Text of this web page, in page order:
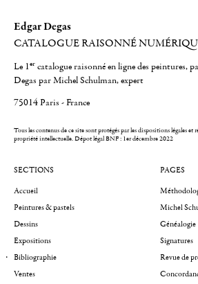
Edgar Degas
CATALOGUE RAISONNÉ
Le 1er catalogue raisonné en ligne des peintures,
Degas par Michel Schulman, expert
75014 Paris - France
Tous les contenus de ce site sont protégés par les dispositions légales et
propriété intellectuelle.Dépot légal BNF : 1er décembre 2022
SECTIONS
Accueil
Peintures & pastels
Dessins
Expositions
Bibliographie
Ventes
PAGES
Michel
Généalogie
Signatures
Revue de